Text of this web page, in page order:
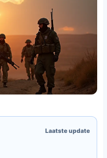
Laatste update